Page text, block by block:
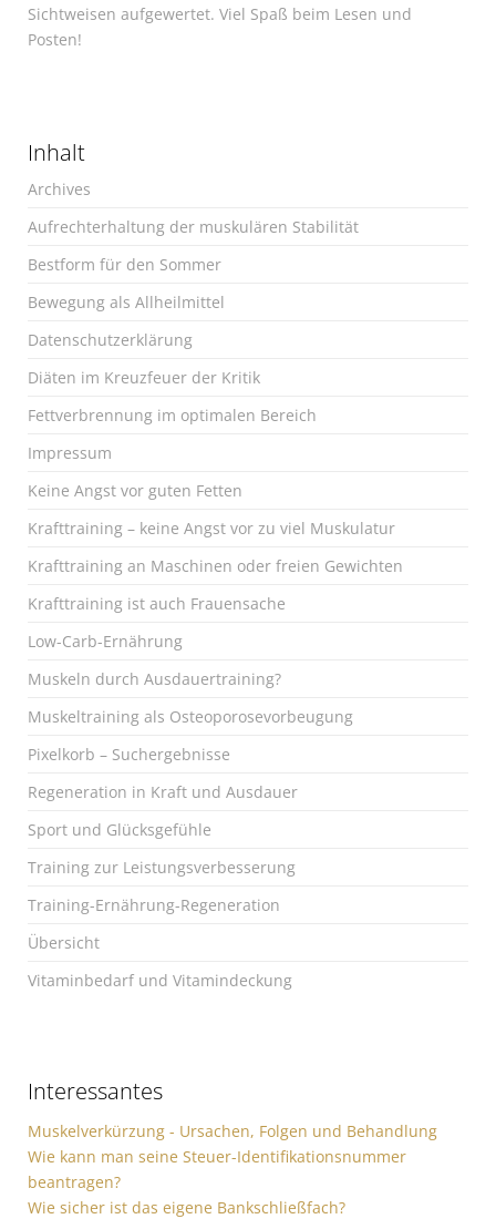
Sichtweisen aufgewertet. Viel Spaß beim Lesen und
Posten!
Inhalt
Archives
Aufrechterhaltung der muskulären Stabilität
Bestform für den Sommer
Bewegung als Allheilmittel
Datenschutzerklärung
Diäten im Kreuzfeuer der Kritik
Fettverbrennung im optimalen Bereich
Impressum
Keine Angst vor guten Fetten
Krafttraining – keine Angst vor zu viel Muskulatur
Krafttraining an Maschinen oder freien Gewichten
Krafttraining ist auch Frauensache
Low-Carb-Ernährung
Muskeln durch Ausdauertraining?
Muskeltraining als Osteoporosevorbeugung
Pixelkorb – Suchergebnisse
Regeneration in Kraft und Ausdauer
Sport und Glücksgefühle
Training zur Leistungsverbesserung
Training-Ernährung-Regeneration
Übersicht
Vitaminbedarf und Vitamindeckung
Interessantes
Muskelverkürzung - Ursachen, Folgen und Behandlung
Wie kann man seine Steuer-Identifikationsnummer
beantragen?
Wie sicher ist das eigene Bankschließfach?